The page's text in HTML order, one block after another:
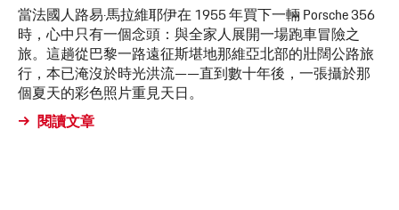
當法國人路易·馬拉維耶伊在 1955 年買下一輛 Porsche 356
時，心中只有一個念頭：與全家人展開一場跑車冒險之
旅。這趟從巴黎一路遠征斯堪地那維亞北部的壯闊公路旅
行，本已淹沒於時光洪流——直到數十年後，一張攝於那
個夏天的彩色照片重見天日。
閱讀文章